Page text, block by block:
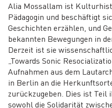
Alia Mossallam ist
Pädagogin und beschäftigt
Geschichten erzählen, und
bekannten Bewegungen in
Derzeit ist sie
„Towards Sonic
Aufnahmen aus dem
in Berlin an die
zurückzugeben. Dies ist Teil
sowohl die Solidarität